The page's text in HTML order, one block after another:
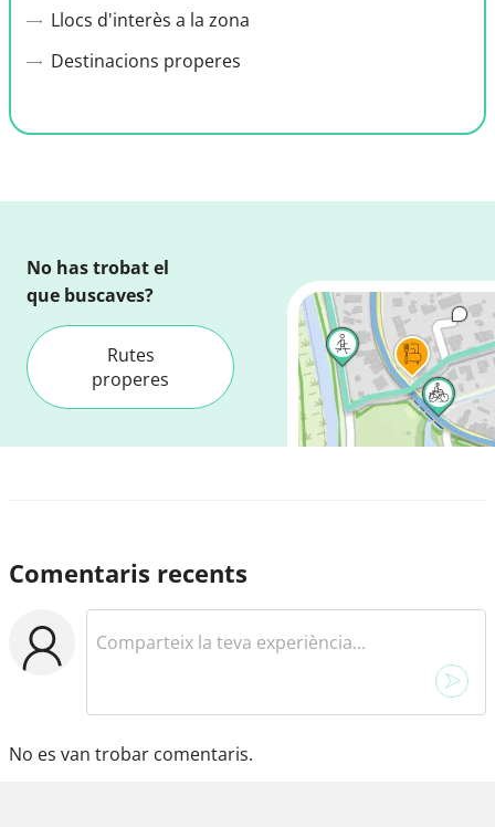
Llocs d'interès a la zona
Destinacions properes
No has trobat el
que buscaves?
Rutes
properes
Comentaris recents
No es van trobar comentaris.